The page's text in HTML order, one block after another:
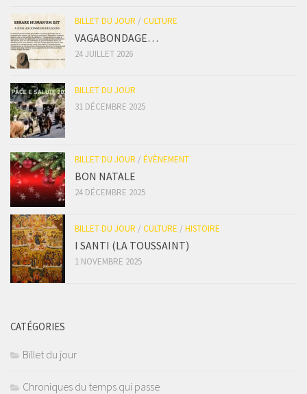
BILLET DU JOUR / CULTURE
VAGABONDAGE…
24 JUILLET 2026
BILLET DU JOUR
31 DÉCEMBRE 2025
BILLET DU JOUR / ÉVÈNEMENT
BON NATALE
24 DÉCEMBRE 2025
BILLET DU JOUR / CULTURE / HISTOIRE
I SANTI (LA TOUSSAINT)
1 NOVEMBRE 2025
CATÉGORIES
Billet du jour
Chroniques du temps qui passe